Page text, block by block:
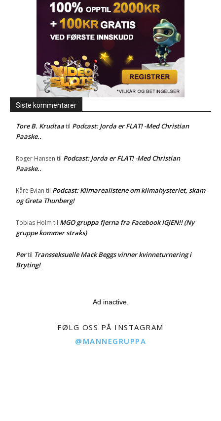
Siste kommentarer
Tore B. Krudtaatil Podcast: Jorda er FLAT! -Med Christian
Paaske..
Roger Hansen til Podcast: Jorda er FLAT! -Med Christian
Paaske..
Kåre Evian til Podcast: Klimarealistene om klimahysteriet, skam
og Greta Thunberg!
Tobias Holm til MGO gruppa fjerna fra Facebook IGJEN!! (Ny
gruppe kommer straks)
Pertil Transseksuelle Mack Beggs vinner kvinneturnering i
Bryting!
Ad inactive.
FØLG OSS PÅ INSTAGRAM
@MANNEGRUPPA